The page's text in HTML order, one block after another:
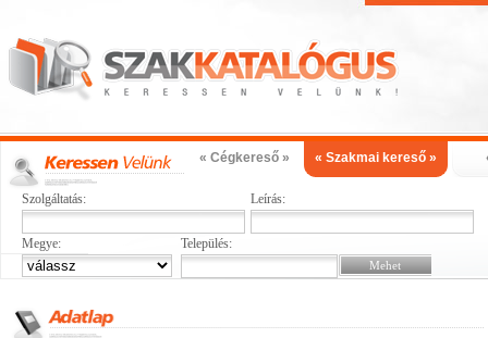
« Cégkereső » « Szakmai kereső »
Szolgáltatás: Leírás:
Megye: Település: